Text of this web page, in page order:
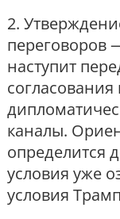
2.
переговоров
наступит
согласования
каналы.
определится
условия уже
условия